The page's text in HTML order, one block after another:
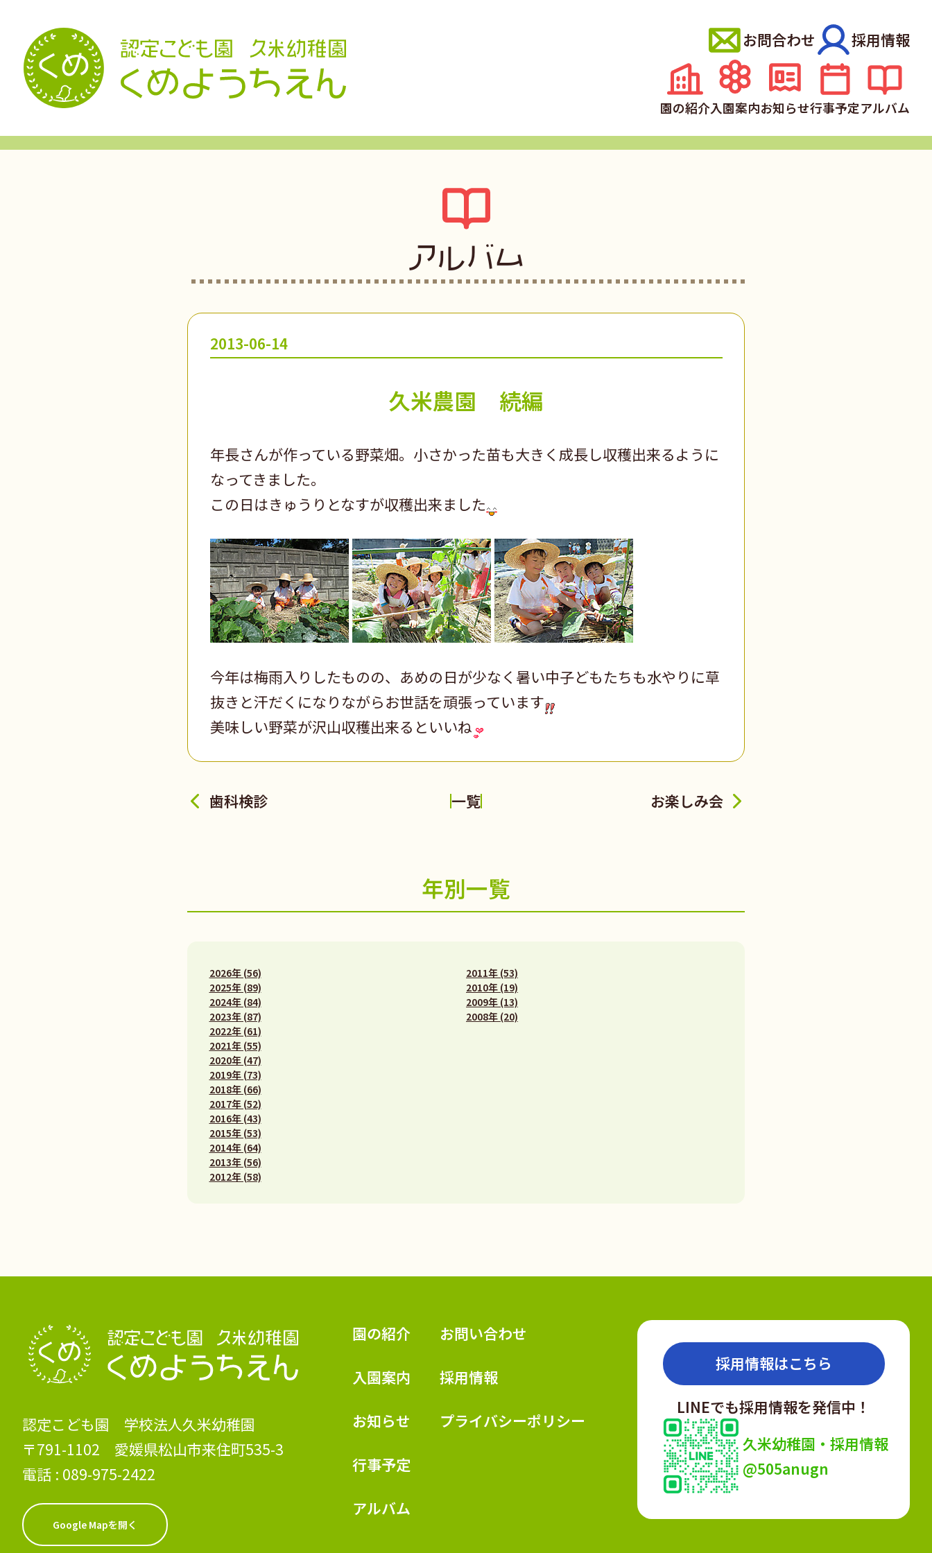
園の紹介入園案内お知らせ行事予定アルバム
お問合わせ 採用情報
アルバム
2013-06-14
久米農園 続編
年長さんが作っている野菜畑。小さかった苗も大きく成長し収穫出来るように
なってきました。
この日はきゅうりとなすが収穫出来ました
今年は梅雨入りしたものの、あめの日が少なく暑い中子どもたちも水やりに草
抜きと汗だくになりながらお世話を頑張っています
美味しい野菜が沢山収穫出来るといいね
歯科検診 一覧 お楽しみ会
年別一覧
2026年 (56)
2025年 (89)
2024年 (84)
2023年 (87)
2022年 (61)
2021年 (55)
2020年 (47)
2019年 (73)
2018年 (66)
2017年 (52)
2016年 (43)
2015年 (53)
2014年 (64)
2013年 (56)
2012年 (58)
2011年 (53)
2010年 (19)
2009年 (13)
2008年 (20)
認定こども園 学校法人久米幼稚園
認定こども園 学校法人久米幼稚園
〒791-1102 愛媛県松山市来住町535-3
電話 : 089-975-2422
Google Mapを開く
園の紹介
入園案内
お知らせ
行事予定
アルバム
お問い合わせ
採用情報
プライバシーポリシー
採用情報はこちら
LINEでも採用情報を発信中！
久米幼稚園・採用情報
@505anugn